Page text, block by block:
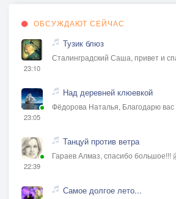
ОБСУЖДАЮТ СЕЙЧАС
23:10
Тузик блюз
Сталинградский Саша, привет и
23:05
Над деревней клюевкой
Фёдорова Наталья, Благодарю
22:39
Танцуй против ветра
Гараев Алмаз, спасибо большое!!!
Самое долгое лето...